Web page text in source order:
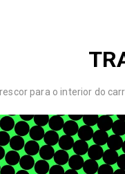
para o interior do